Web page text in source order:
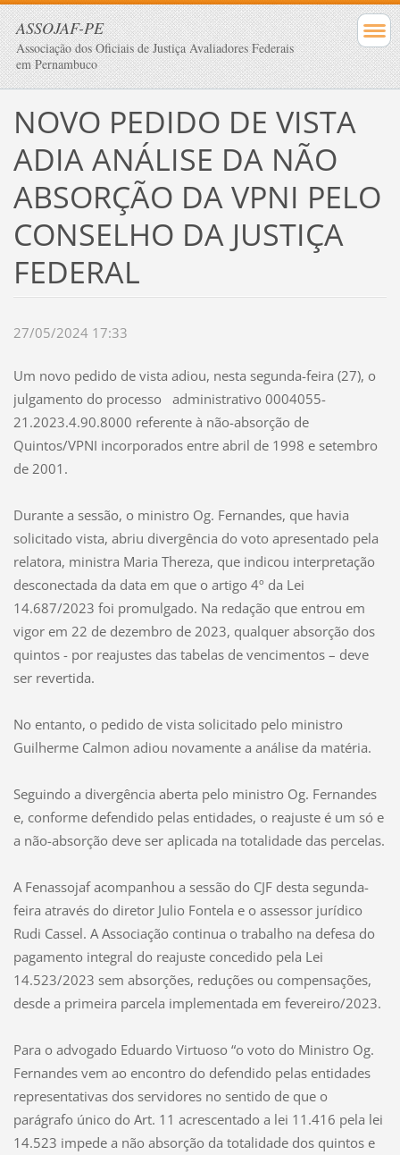
ASSOJAF-PE
Associação dos Oficiais de Justiça Avaliadores Federais
em Pernambuco
NOVO PEDIDO DE VISTA
ADIA ANÁLISE DA NÃO
ABSORÇÃO DA VPNI PELO
CONSELHO DA JUSTIÇA
FEDERAL
27/05/2024 17:33
Um novo pedido de vista adiou, nesta segunda-feira (27), o
julgamento do processo administrativo 0004055-
21.2023.4.90.8000 referente à não-absorção de
Quintos/VPNI incorporados entre abril de 1998 e setembro
de 2001.
Durante a sessão, o ministro Og. Fernandes, que havia
solicitado vista, abriu divergência do voto apresentado pela
relatora, ministra Maria Thereza, que indicou interpretação
desconectada da data em que o artigo 4º da Lei
14.687/2023 foi promulgado. Na redação que entrou em
vigor em 22 de dezembro de 2023, qualquer absorção dos
quintos - por reajustes das tabelas de vencimentos – deve
ser revertida.
No entanto, o pedido de vista solicitado pelo ministro
Guilherme Calmon adiou novamente a análise da matéria.
Seguindo a divergência aberta pelo ministro Og. Fernandes
e, conforme defendido pelas entidades, o reajuste é um só e
a não-absorção deve ser aplicada na totalidade das percelas.
A Fenassojaf acompanhou a sessão do CJF desta segunda-
feira através do diretor Julio Fontela e o assessor jurídico
Rudi Cassel. A Associação continua o trabalho na defesa do
pagamento integral do reajuste concedido pela Lei
14.523/2023 sem absorções, reduções ou compensações,
desde a primeira parcela implementada em fevereiro/2023.
Para o advogado Eduardo Virtuoso “o voto do Ministro Og.
Fernandes vem ao encontro do defendido pelas entidades
representativas dos servidores no sentido de que o
parágrafo único do Art. 11 acrescentado a lei 11.416 pela lei
14.523 impede a não absorção da totalidade dos quintos e